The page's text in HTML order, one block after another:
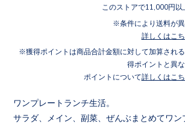
このストアで11,000円以
条件により送料が
詳しくはこち
獲得ポイントは商品合計金額に対して加算され
得ポイントと異
ポイントについて詳しくはこち
ワンプレートランチ生活。
サラダ、メイン、副菜、ぜんぶまとめてワン